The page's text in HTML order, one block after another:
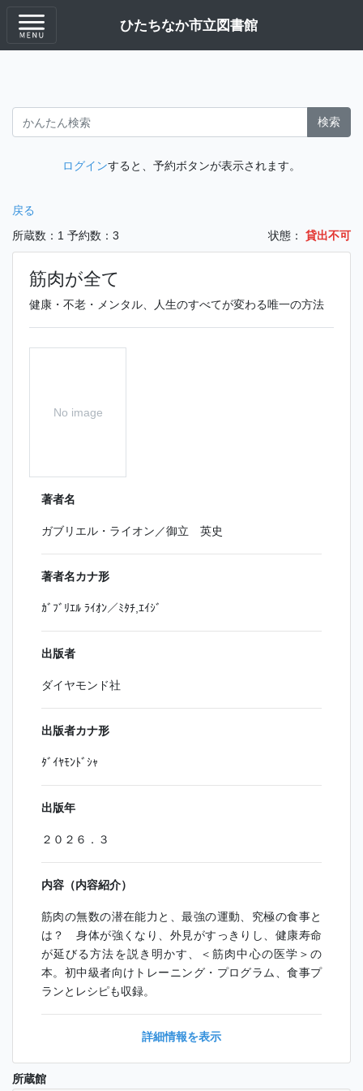
ひたちなか市立図書館
検索
ログインすると、予約ボタンが表示されます。
戻る
所蔵数：1 予約数：3 状態： 貸出不可
筋肉が全て
健康・不老・メンタル、人生のすべてが変わる唯一の方法
No image
著者名
ガブリエル・ライオン／御立 英史
著者名カナ形
ｶﾞﾌﾞﾘｴﾙ ﾗｲｵﾝ／ﾐﾀﾁ,ｴｲｼﾞ
出版者
ダイヤモンド社
出版者カナ形
ﾀﾞｲﾔﾓﾝﾄﾞｼｬ
出版年
２０２６．３
内容（内容紹介）
筋肉の無数の潜在能力と、最強の運動、究極の食事と
は？ 身体が強くなり、外見がすっきりし、健康寿命
が延びる方法を説き明かす、＜筋肉中心の医学＞の
本。初中級者向けトレーニング・プログラム、食事プ
ランとレシピも収録。
詳細情報を表示
所蔵館